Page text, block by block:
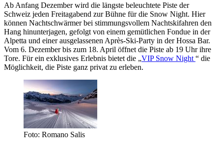
Ab Anfang Dezember wird die längste beleuchtete Piste der
Schweiz jeden Freitagabend zur Bühne für die Snow Night. Hier
können Nachtschwärmer bei stimmungsvollem Nachtskifahren den
Hang hinunterjagen, gefolgt von einem gemütlichen Fondue in der
Alpetta und einer ausgelassenen Après-Ski-Party in der Hossa Bar.
Vom 6. Dezember bis zum 18. April öffnet die Piste ab 19 Uhr ihre
Tore. Für ein exklusives Erlebnis bietet die „VIP Snow Night “ die
Möglichkeit, die Piste ganz privat zu erleben.
Foto: Romano Salis